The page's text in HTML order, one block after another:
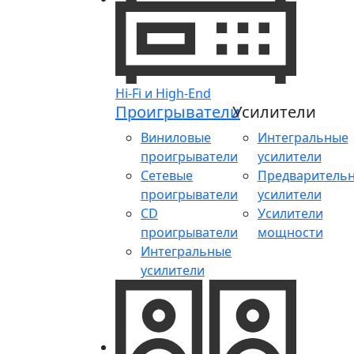
Hi-Fi и High-End
Проигрыватели
Виниловые
проигрыватели
Сетевые
проигрыватели
CD
проигрыватели
Интегральные
усилители
Усилители
Интегральные
усилители
усилители
Усилители
мощности